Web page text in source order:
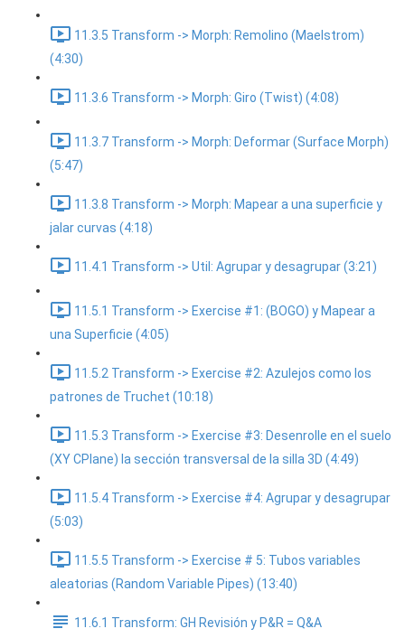
11.3.5 Transform -> Morph: Remolino (Maelstrom)
(4:30)
11.3.6 Transform -> Morph: Giro (Twist) (4:08)
11.3.7 Transform -> Morph: Deformar (Surface Morph)
(5:47)
11.3.8 Transform -> Morph: Mapear a una superficie y
jalar curvas (4:18)
11.4.1 Transform -> Util: Agrupar y desagrupar (3:21)
11.5.1 Transform -> Exercise #1: (BOGO) y Mapear a
una Superficie (4:05)
11.5.2 Transform -> Exercise #2: Azulejos como los
patrones de Truchet (10:18)
11.5.3 Transform -> Exercise #3: Desenrolle en el suelo
(XY CPlane) la sección transversal de la silla 3D (4:49)
11.5.4 Transform -> Exercise #4: Agrupar y desagrupar
(5:03)
11.5.5 Transform -> Exercise # 5: Tubos variables
aleatorias (Random Variable Pipes) (13:40)
11.6.1 Transform: GH Revisión y P&R = Q&A